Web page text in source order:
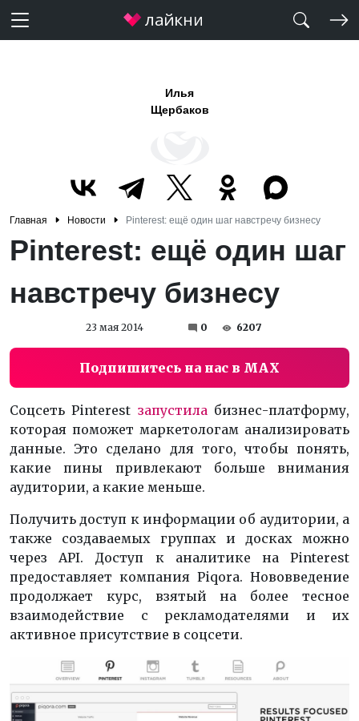
Илья
Щербаков
Главная Новости Pinterest: ещё один шаг навстречу бизнесу
Pinterest: ещё один шаг
навстречу бизнесу
23 мая 2014 0 6207
Подпишитесь на нас в MAX
СоцсетьPinterest запустила бизнес-платформу,
которая поможет маркетологам анализировать
данные. Это сделано для того, чтобы понять,
какие пины привлекают больше внимания
аудитории, а какие меньше.
Получить доступ к информации об аудитории, а
также создаваемых группах и досках можно
через API. Доступ к аналитике наPinterest
предоставляет компания Piqora. Нововведение
продолжает курс, взятый на более тесное
взаимодействие с рекламодателями и их
активное присутствие в соцсети.